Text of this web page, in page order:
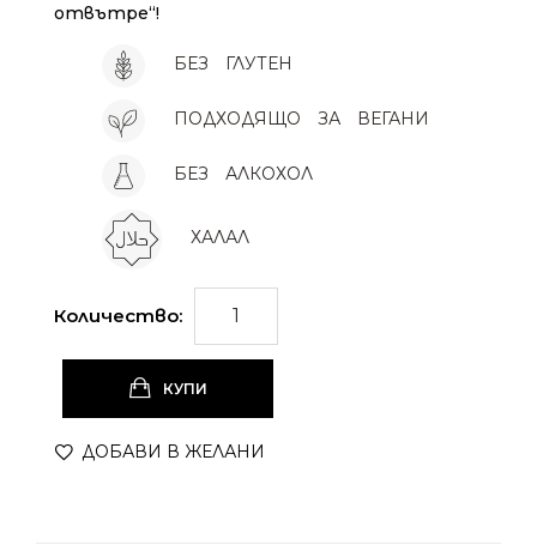
отвътре“!
БЕЗ ГЛУТЕН
ПОДХОДЯЩО ЗА ВЕГАНИ
БЕЗ АЛКОХОЛ
ХАЛАЛ
Количество:
КУПИ
ДОБАВИ В ЖЕЛАНИ